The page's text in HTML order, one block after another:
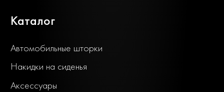
Каталог
Автомобильные шторки
Накидки на сиденья
Аксессуары